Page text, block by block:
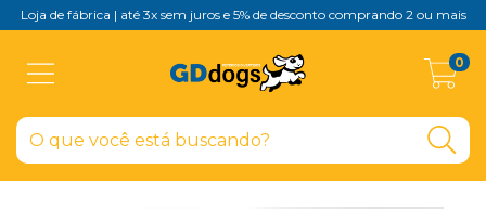
Loja de fábrica | até 3x sem juros e 5% de desconto comprando 2 ou mais
0